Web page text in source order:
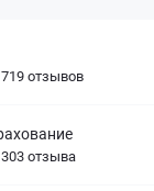
отзывов
отзыва